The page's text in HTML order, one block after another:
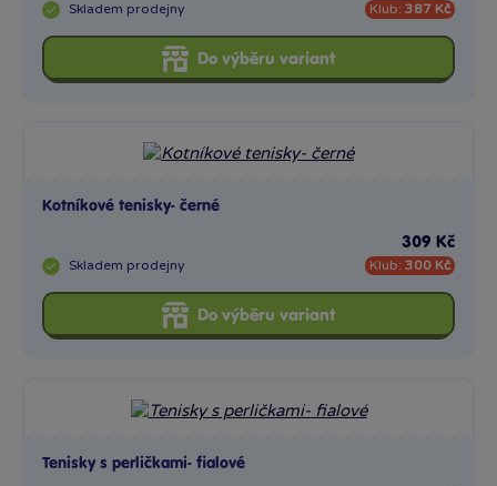
Skladem prodejny Klub: 387 Kč
Do výběru variant
Kotníkové tenisky- černé
Skladem prodejny
309 Kč
Klub: 300 Kč
Do výběru variant
Tenisky s perličkami- fialové